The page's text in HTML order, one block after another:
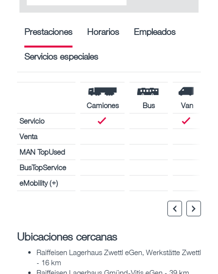
Prestaciones Horarios Empleados
Servicios especiales
Camiones Bus
Van
Servicio
Venta
MAN TopUsed
BusTopService
eMobility (+)
Ubicaciones cercanas
Raiffeisen Lagerhaus Zwettl eGen, Werkstätte Zwettl
- 16 km